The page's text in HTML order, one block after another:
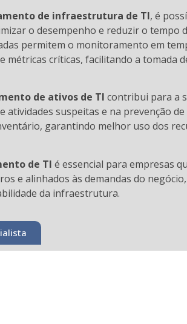
de infraestrutura de TI, é
o desempenho e reduzir o tempo
permitem o monitoramento em
métricas críticas, facilitando a tomada
de ativos de TI contribui para a
atividades suspeitas e na prevenção
garantindo melhor uso dos
de TI é essencial para empresas
e alinhados às demandas do
da infraestrutura.